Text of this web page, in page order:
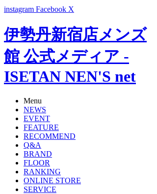
instagram Facebook X
伊勢丹新宿店メンズ
館 公式メディア -
ISETAN NEN'S net
Menu
NEWS
EVENT
FEATURE
RECOMMEND
Q&A
BRAND
FLOOR
RANKING
ONLINE STORE
SERVICE